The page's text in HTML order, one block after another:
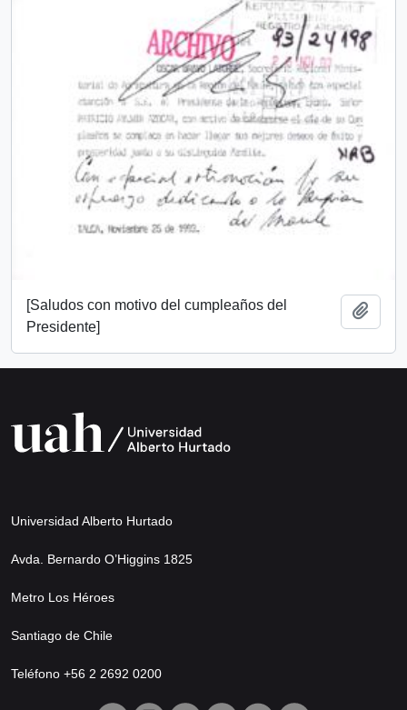
[Saludos con motivo del cumpleaños del
Presidente]
Universidad Alberto Hurtado
Avda. Bernardo O’Higgins 1825
Metro Los Héroes
Santiago de Chile
Teléfono +56 2 2692 0200